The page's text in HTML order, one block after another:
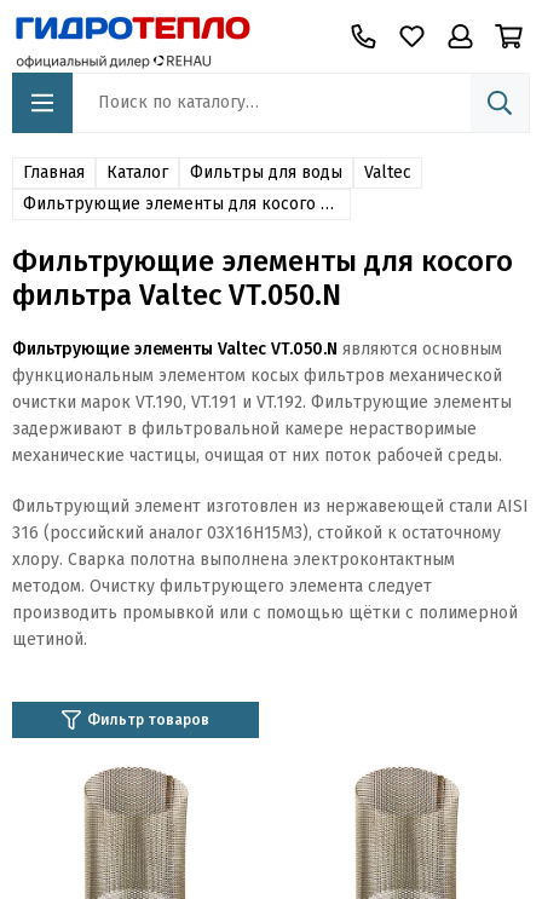
Главная Каталог Фильтры для воды
Valtec
Фильтрующие элементы для косого фильтра Valtec VT.050.N
Фильтрующие элементы для косого
фильтра Valtec VT.050.N
Фильтрующие элементы Valtec VT.050.N являются основным
функциональным элементом косых фильтров механической
очистки марок VT.190, VT.191 и VT.192. Фильтрующие элементы
задерживают в фильтровальной камере нерастворимые
механические частицы, очищая от них поток рабочей среды.
Фильтрующий элемент изготовлен из нержавеющей стали AISI
316 (российский аналог 03Х16Н15М3), стойкой к остаточному
хлору. Сварка полотна выполнена электроконтактным
методом. Очистку фильтрующего элемента следует
производить промывкой или с помощью щётки с полимерной
щетиной.
Фильтр товаров